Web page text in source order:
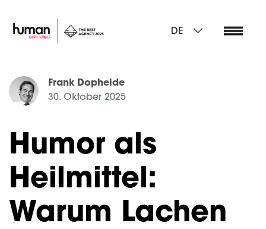
DE
Frank Dopheide
30. Oktober 2025
Humor als
Heilmittel:
Warum Lachen